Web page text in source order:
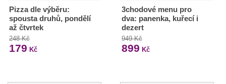
Pizza dle výběru:
spousta druhů, pondělí
až čtvrtek
248 Kč
179 Kč
3chodové menu pro
dva: panenka, kuřecí i
dezert
949 Kč
899 Kč